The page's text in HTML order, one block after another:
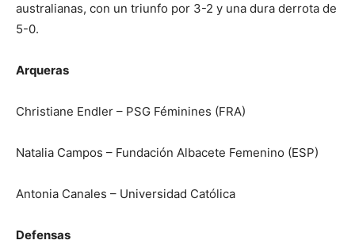
australianas, con un triunfo por 3-2 y una dura derrota de
5-0.
Arqueras
Christiane Endler – PSG Féminines (FRA)
Natalia Campos – Fundación Albacete Femenino (ESP)
Antonia Canales – Universidad Católica
Defensas